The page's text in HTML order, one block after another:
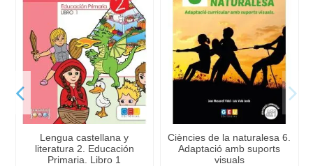
Lengua castellana y
literatura 2. Educación
Primaria. Libro 1
Ciències de la naturalesa 6.
Adaptació amb suports
visuals